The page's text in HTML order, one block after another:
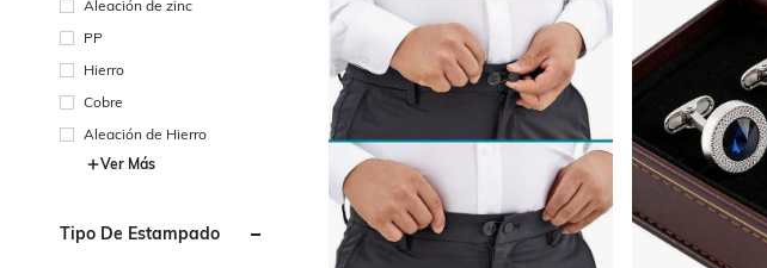
Aleación de zinc
PP
Hierro
Cobre
Aleación de Hierro
Ver Más
Tipo De Estampado